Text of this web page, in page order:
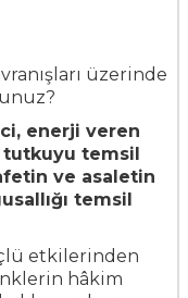
üzerinde
enerji veren
tutkuyu temsil
ve asaletin
temsil
etkilerinden
hâkim